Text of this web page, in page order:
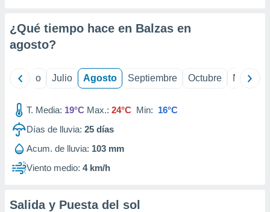
e
de
¿Qué tiempo hace en Balzas en
agosto?
Junio Julio Agosto Septiembre Octubre
T. Media: 19°C Max.: 24°C Min: 16°C
Días de lluvia: 25 días
Acum. de lluvia: 103 mm
Viento medio: 4 km/h
Salida y Puesta del sol